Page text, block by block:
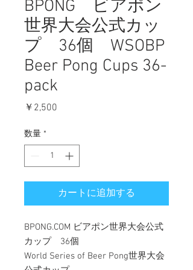
BPONG ビアポン
世界大会公式カッ
プ 36個 WSOBP
Beer Pong Cups 36-
pack
￥2,500
数量 *
カートに追加する
BPONG.COM ビアポン世界大会公式
カップ 36個
World Series of Beer Pong世界大会